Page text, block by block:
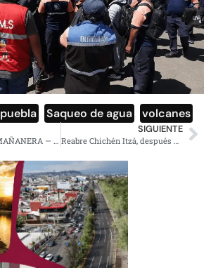
puebla Saqueo de agua volcanes
SIGUIENTE